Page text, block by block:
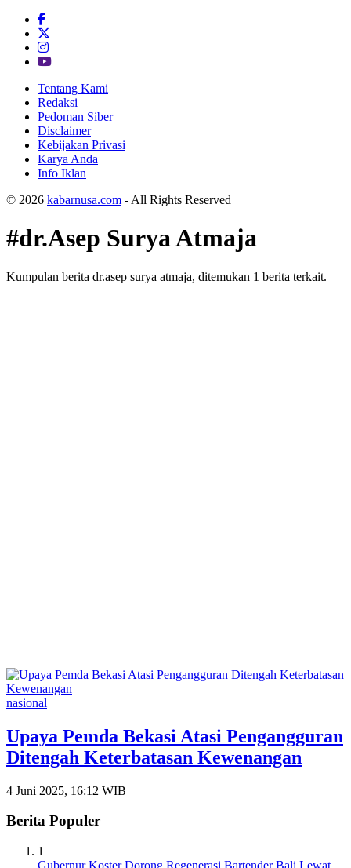
Tentang Kami
Redaksi
Pedoman Siber
Disclaimer
Kebijakan Privasi
Karya Anda
Info Iklan
© 2026 kabarnusa.com - All Rights Reserved
#dr.Asep Surya Atmaja
Kumpulan berita dr.asep surya atmaja, ditemukan 1 berita terkait.
nasional
Upaya Pemda Bekasi Atasi Pengangguran
Ditengah Keterbatasan Kewenangan
4 Juni 2025, 16:12 WIB
Berita Populer
1